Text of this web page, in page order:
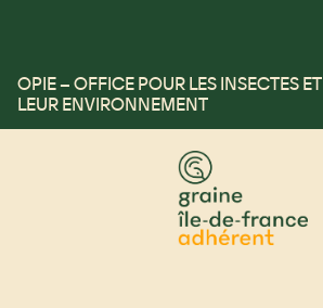
OPIE – OFFICE POUR LES INSECTES ET
LEUR ENVIRONNEMENT